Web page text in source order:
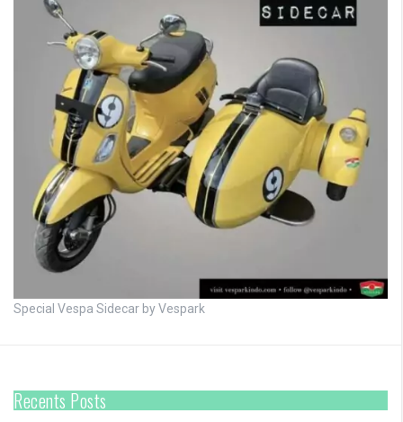
Special Vespa Sidecar by Vespark
Recents Posts